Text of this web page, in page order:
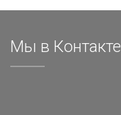
Мы в Контакте